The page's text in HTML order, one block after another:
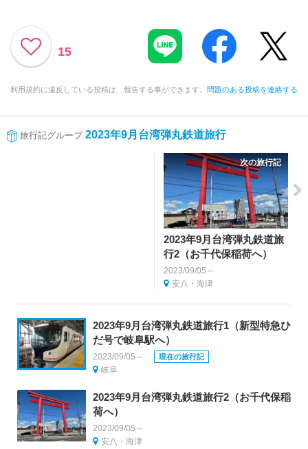
15
利用規約に違反している投稿は、報告する事ができます。 問題のある投稿を連絡する
旅行記グループ 2023年9月台湾弾丸鉄道旅行
次の旅行記
2023年9月台湾弾丸鉄道旅
行2（お千代保稲荷へ）
2023/09/05～
安八・海津
2023年9月台湾弾丸鉄道旅行1（新型特急ひ
だ号で岐阜駅へ）
2023/09/05～ 現在の旅行記
岐阜
2023年9月台湾弾丸鉄道旅行2（お千代保稲
荷へ）
2023/09/05～
安八・海津